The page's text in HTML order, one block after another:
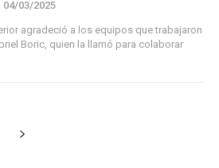
04/03/2025
agradeció a los equipos que trabajaron
Boric, quien la llamó para colaborar